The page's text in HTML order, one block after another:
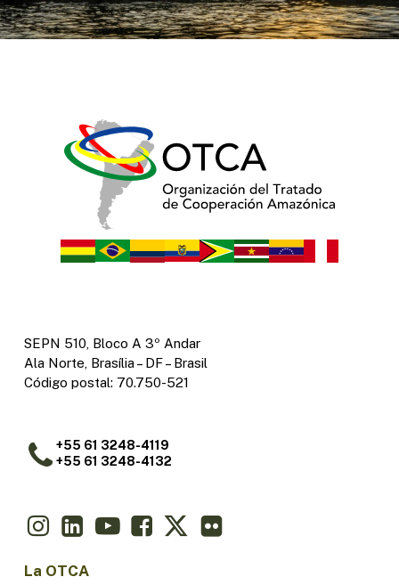
SEPN 510, Bloco A 3º Andar
Ala Norte, Brasília – DF – Brasil
Código postal: 70.750-521
+55 61 3248-4119
+55 61 3248-4132
La OTCA